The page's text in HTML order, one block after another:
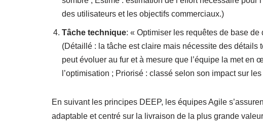
des utilisateurs et les objectifs commerciaux.)
Tâche technique: « Optimiser les requêtes de base
(Détaillé : la tâche est claire mais nécessite des détails
peut évoluer au fur et à mesure que l’équipe la met
l’optimisation ; Priorisé : classé selon son impact sur
En suivant les principes DEEP, les équipes Agile
adaptable et centré sur la livraison de la plus grande